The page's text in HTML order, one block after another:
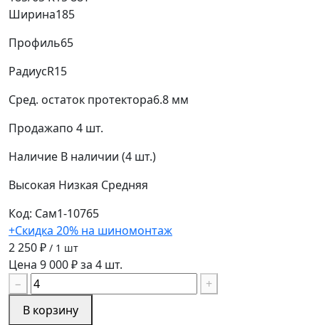
Ширина185
Профиль65
РадиусR15
Сред. остаток протектора6.8 мм
Продажапо 4 шт.
Наличие В наличии (4 шт.)
Высокая Низкая Средняя
Код: Сам1-10765
+Скидка 20% на шиномонтаж
2 250 ₽ / 1 шт
Цена 9 000 ₽ за 4 шт.
−
+
В корзину